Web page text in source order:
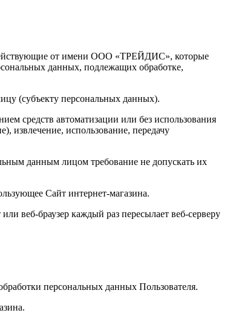
действующие от имени ООО «ТРЕЙДИС», которые
данных, подлежащих обработке,
(субъекту персональных данных).
средств автоматизации или без использования
извлечение, использование, передачу
данным лицом требование не допускать их
Сайт интернет-магазина.
веб-браузер каждый раз пересылает веб-серверу
персональных данных Пользователя.